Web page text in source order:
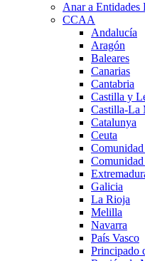
Anar a Entidades
CCAA
Andalucía
Aragón
Baleares
Canarias
Cantabria
Castilla y
Castilla-La
Catalunya
Ceuta
Galicia
La Rioja
Melilla
Navarra
País Vasco
Principado